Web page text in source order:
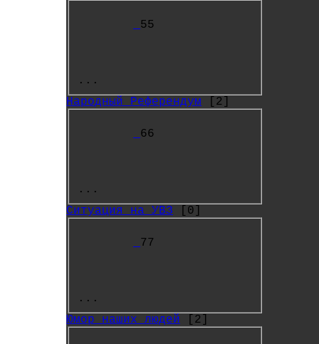
55
...
Народный Референдум
[2]
66
...
Ситуация на УВЗ
[0]
77
...
Юмор наших людей
[2]